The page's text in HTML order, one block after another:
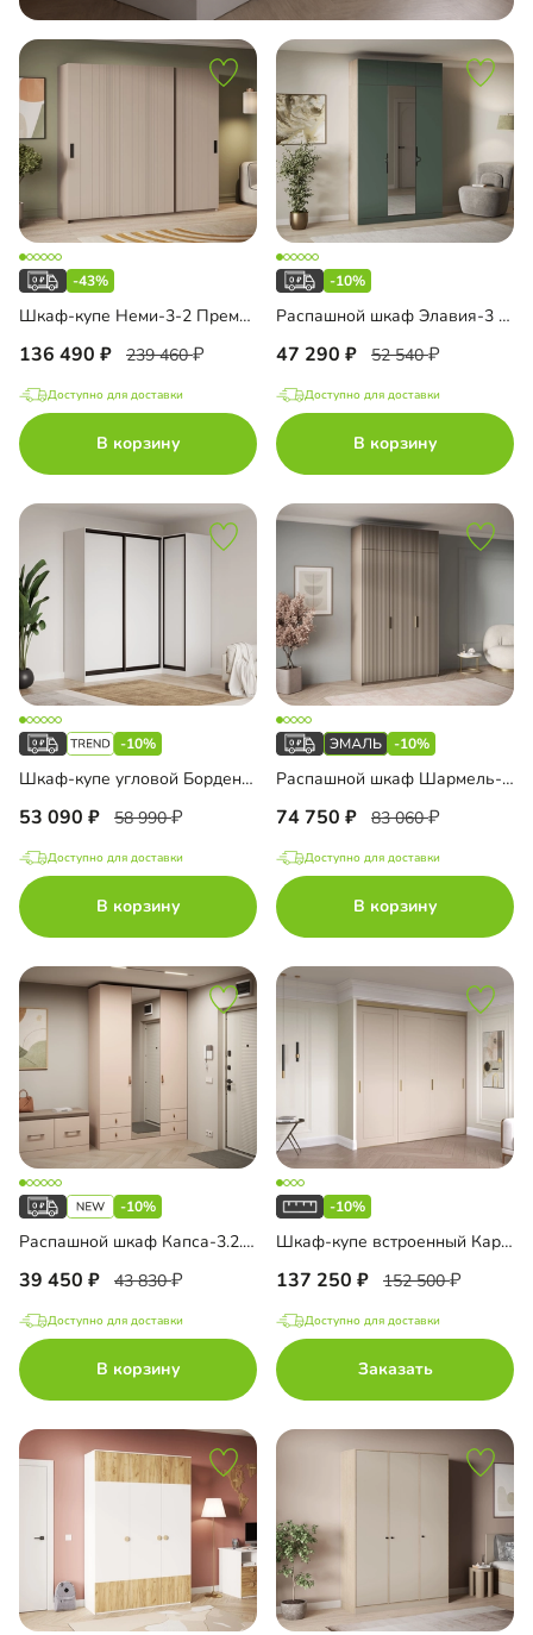
-43%
Шкаф-купе Неми-3-2 Премиум
136 490 239 460
Доступно для доставки
В корзину
-10%
Распашной шкаф Элавия-3 Премиум с зеркалом и антресолью
47 290 52 540
Доступно для доставки
В корзину
-10%
Шкаф-купе угловой Борден-5-6 1200
53 090 58 990
Доступно для доставки
В корзину
-10%
Распашной шкаф Шармель-3 Лайф Эмаль с антресолью
74 750 83 060
Доступно для доставки
В корзину
-10%
Распашной шкаф Капса-3.2.2 с зеркалом
39 450 43 830
Доступно для доставки
В корзину
-10%
Шкаф-купе встроенный Карини-3-2
137 250 152 500
Доступно для доставки
Заказать